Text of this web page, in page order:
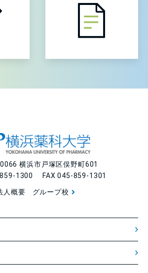
横浜市戸塚区俣野町601
1300 FAX 045-859-1301
人概要 グループ校